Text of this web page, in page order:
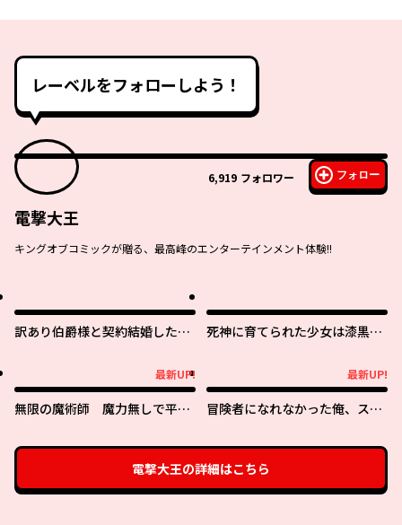
レーベルをフォローしよう！
6,919 フォロワー フォロー
電撃大王
キングオブコミックが贈る、最高峰のエンターテインメント体験!!
訳あり伯爵様と契約結婚した
死神に育てられた少女は漆黒の
最新UP!
無限の魔術師 魔力無しで平民
の魔力持ち。
最新UP!
冒険者になれなかった俺、スキ
の子を人助け!?
電撃大王の詳細はこちら